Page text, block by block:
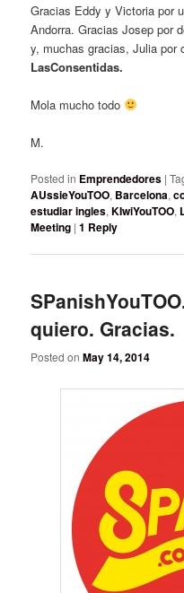
Gracias Eddy y Victoria por
Andorra. Gracias Josep por
y, muchas gracias, Julia por
LasConsentidas.
Mola mucho todo
M.
Posted in Emprendedores |
AUssieYouTOO, Barcelona,
estudiar ingles,KIwiYouTOO,
Meeting |1 Reply
quiero. Gracias.
Posted onMay 14, 2014